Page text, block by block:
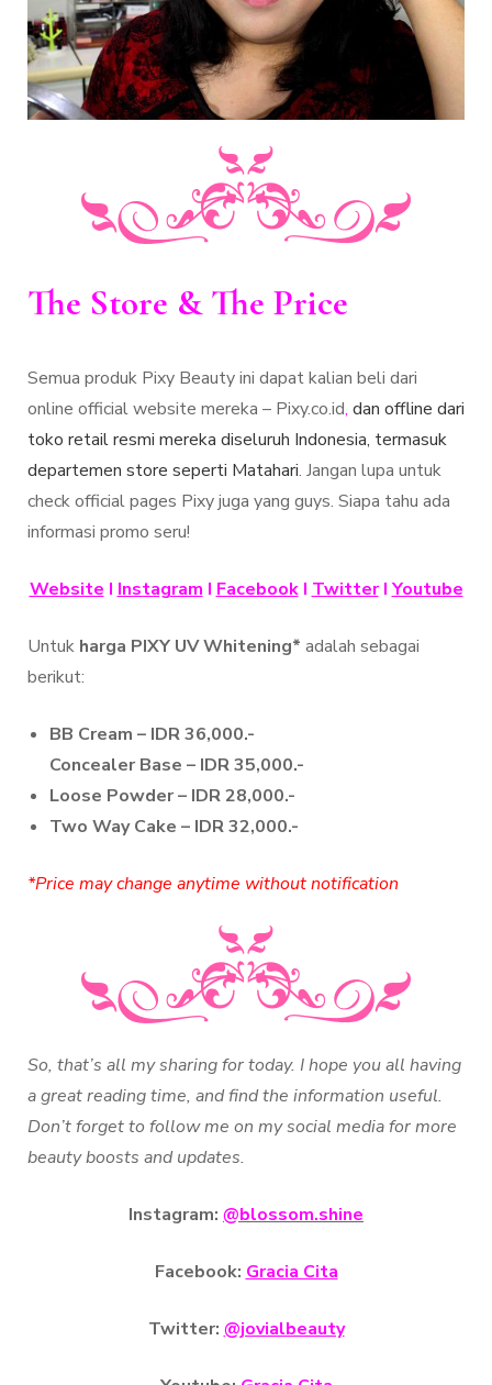
The Store & The Price
Semua produk Pixy Beauty ini dapat kalian beli dari
online official website mereka – Pixy.co.id, dan offline dari
toko retail resmi mereka diseluruh Indonesia, termasuk
departemen store seperti Matahari. Jangan lupa untuk
check official pages Pixy juga yang guys. Siapa tahu ada
informasi promo seru!
WebsiteIInstagramIFacebookITwitterIYoutube
Untuk harga PIXY UV Whitening* adalah sebagai
berikut:
BB Cream – IDR 36,000.-
Concealer Base – IDR 35,000.-
Loose Powder – IDR 28,000.-
Two Way Cake – IDR 32,000.-
*Price may change anytime without notification
So, that’s all my sharing for today. I hope you all having
a great reading time, and find the information useful.
Don’t forget to follow me on my social media for more
beauty boosts and updates.
Instagram: @blossom.shine
Facebook:Gracia Cita
Twitter:@jovialbeauty